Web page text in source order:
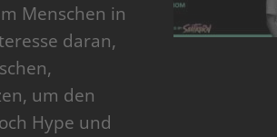
Menschen in
daran,
um den
Hype und